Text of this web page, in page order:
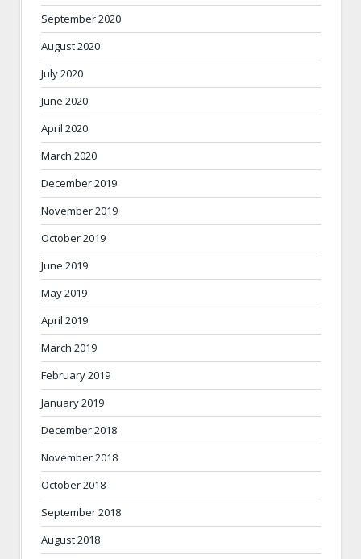
September 2020
August 2020
July 2020
June 2020
April 2020
March 2020
December 2019
November 2019
October 2019
June 2019
May 2019
April 2019
March 2019
February 2019
January 2019
December 2018
November 2018
October 2018
September 2018
August 2018